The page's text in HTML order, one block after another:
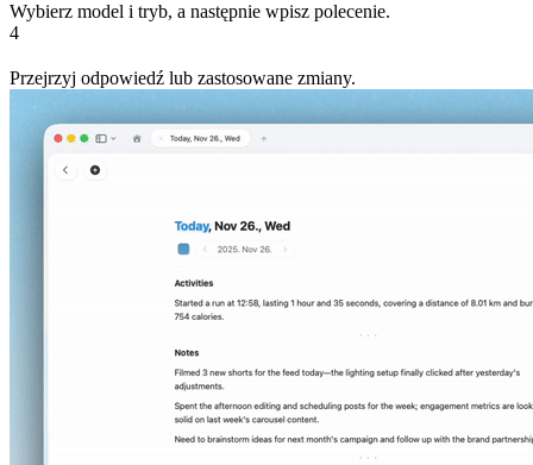
Wybierz model i tryb, a następnie wpisz polecenie.
4
Przejrzyj odpowiedź lub zastosowane zmiany.